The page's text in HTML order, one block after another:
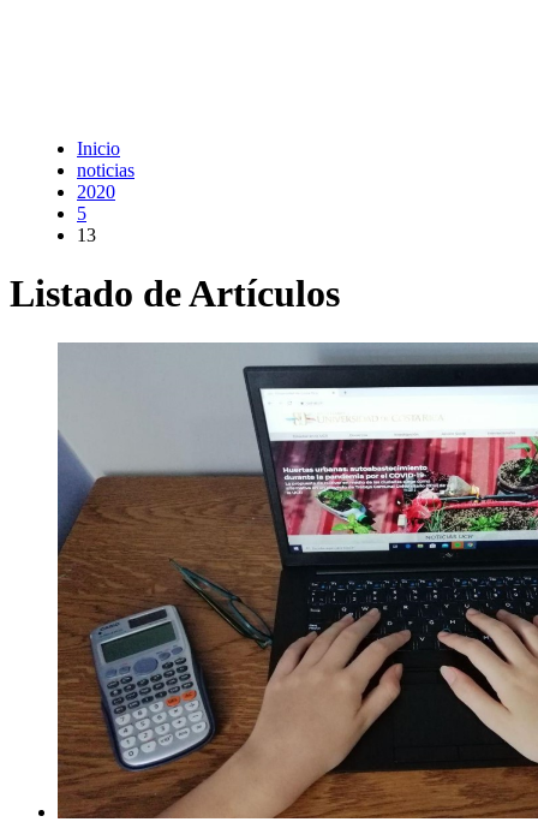
Inicio
noticias
2020
5
13
Listado de Artículos